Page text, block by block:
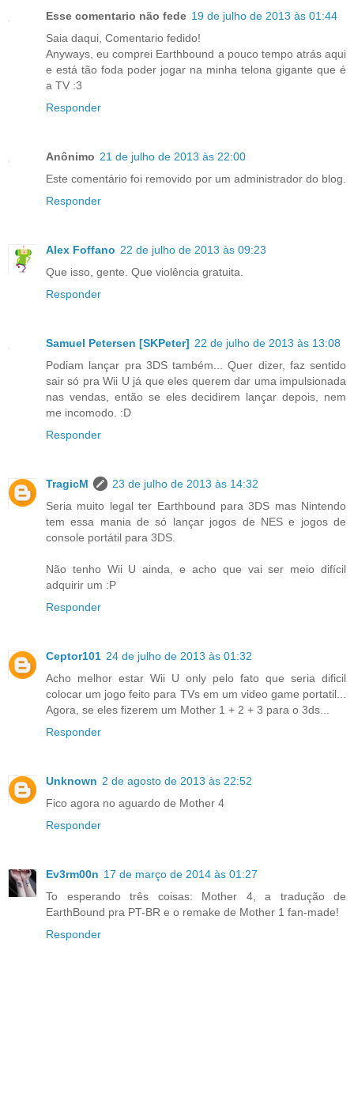
Esse comentario não fede 19 de julho de 2013 às 01:44
Saia daqui, Comentario fedido!
Anyways, eu comprei Earthbound a pouco tempo atrás aqui
e está tão foda poder jogar na minha telona gigante que é
a TV :3
Responder
Anônimo 21 de julho de 2013 às 22:00
Este comentário foi removido por um administrador do blog.
Responder
Alex Foffano 22 de julho de 2013 às 09:23
Que isso, gente. Que violência gratuita.
Responder
Samuel Petersen [SKPeter] 22 de julho de 2013 às 13:08
Podiam lançar pra 3DS também... Quer dizer, faz sentido
sair só pra Wii U já que eles querem dar uma impulsionada
nas vendas, então se eles decidirem lançar depois, nem
me incomodo. :D
Responder
TragicM
23 de julho de 2013 às 14:32
Seria muito legal ter Earthbound para 3DS mas Nintendo
tem essa mania de só lançar jogos de NES e jogos de
console portátil para 3DS.
Não tenho Wii U ainda, e acho que vai ser meio difícil
adquirir um :P
Responder
Ceptor101 24 de julho de 2013 às 01:32
Acho melhor estar Wii U only pelo fato que seria dificil
colocar um jogo feito para TVs em um video game portatil...
Agora, se eles fizerem um Mother 1 + 2 + 3 para o 3ds...
Responder
Unknown 2 de agosto de 2013 às 22:52
Fico agora no aguardo de Mother 4
Responder
Ev3rm00n 17 de março de 2014 às 01:27
To esperando três coisas: Mother 4, a tradução de
EarthBound pra PT-BR e o remake de Mother 1 fan-made!
Responder